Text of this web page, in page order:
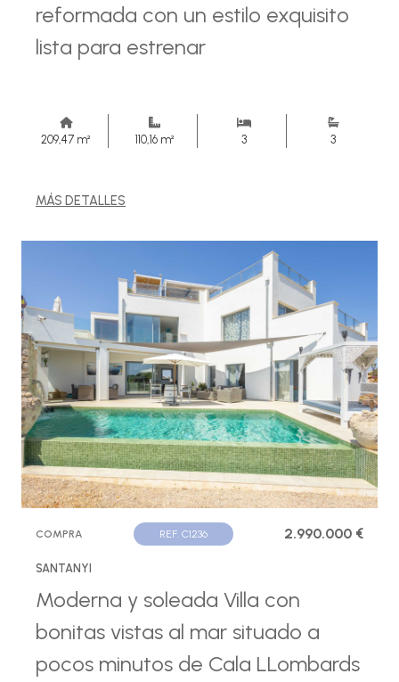
reformada con un estilo exquisito
lista para estrenar
209,47 m² 110,16 m² 3 3
MÁS DETALLES
COMPRA REF. C1236 2.990.000 €
SANTANYI
Moderna y soleada Villa con
bonitas vistas al mar situado a
pocos minutos de Cala LLombards